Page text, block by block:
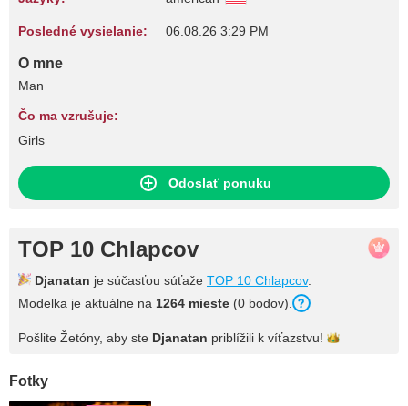
Posledné vysielanie: 06.08.26 3:29 PM
O mne
Man
Čo ma vzrušuje:
Girls
Odoslať ponuku
TOP 10 Chlapcov
Djanatan je súčasťou súťaže TOP 10 Chlapcov.
Modelka je aktuálne na 1264 mieste (0 bodov).
Pošlite Žetóny, aby ste Djanatan priblížili k víťazstvu!
Fotky